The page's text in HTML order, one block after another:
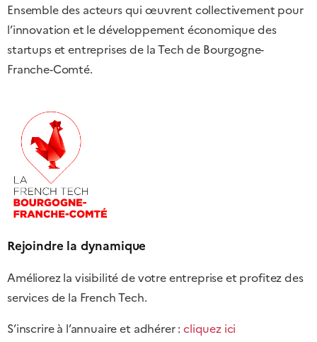
Ensemble des acteurs qui œuvrent collectivement pour
l’innovation et le développement économique des
startups et entreprises de la Tech de Bourgogne-
Franche-Comté.
Rejoindre la dynamique
Améliorez la visibilité de votre entreprise et profitez des
services de la French Tech.
S’inscrire à l’annuaire et adhérer :cliquez ici